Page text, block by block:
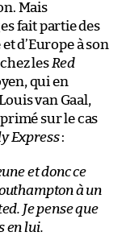
Mais
fait partie des
d’Europe à son
les Red
qui en
van Gaal,
sur le cas
Express:
et donc ce
à un
Je pense que
en lui.